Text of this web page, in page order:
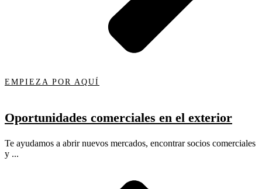
EMPIEZA POR AQUÍ
Oportunidades comerciales en el exterior
Te ayudamos a abrir nuevos mercados, encontrar socios comerciales
y ...